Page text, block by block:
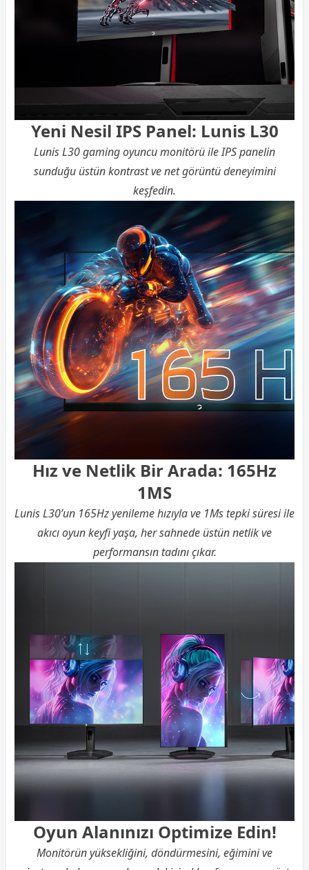
Yeni Nesil IPS Panel: Lunis L30
Lunis L30 gaming oyuncu monitörü ile IPS panelin
sunduğu üstün kontrast ve net görüntü deneyimini
keşfedin.
Hız ve Netlik Bir Arada: 165Hz
1MS
Lunis L30’un 165Hz yenileme hızıyla ve 1Ms tepki süresi ile
akıcı oyun keyfi yaşa, her sahnede üstün netlik ve
performansın tadını çıkar.
Oyun Alanınızı Optimize Edin!
Monitörün yüksekliğini, döndürmesini, eğimini ve